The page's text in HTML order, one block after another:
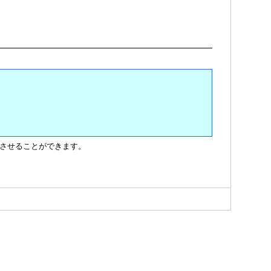
せることができます。